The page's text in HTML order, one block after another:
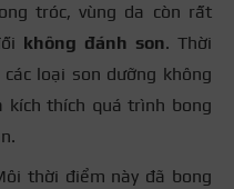
tróc, vùng da còn rất
không đánh son. Thời
loại son dưỡng không
kích thích quá trình bong
thời điểm này đã bong